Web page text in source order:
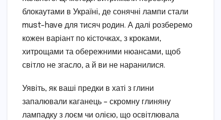
блокаутами в Україні, де сонячні лампи стали
must-have для тисяч родин. А далі розберемо
кожен варіант по кісточках, з кроками,
хитрощами та обережними нюансами, щоб
світло не згасло, а й ви не наранилися.
Уявіть, як ваші предки в хаті з глини
запалювали каганець – скромну глиняну
лампадку з лоєм чи олією, що освітлювала